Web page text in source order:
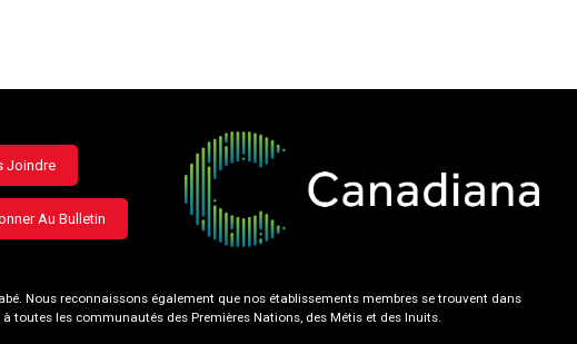
Joindre
Au Bulletin
Nous reconnaissons également que nos établissements membres se trouvent dans
les communautés des Premières Nations, des Métis et des Inuits.